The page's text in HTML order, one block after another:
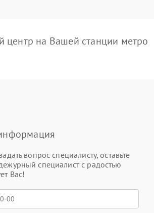
центр на Вашей станции метро
вопрос специалисту, оставьте
специалист с радостью
Вас!